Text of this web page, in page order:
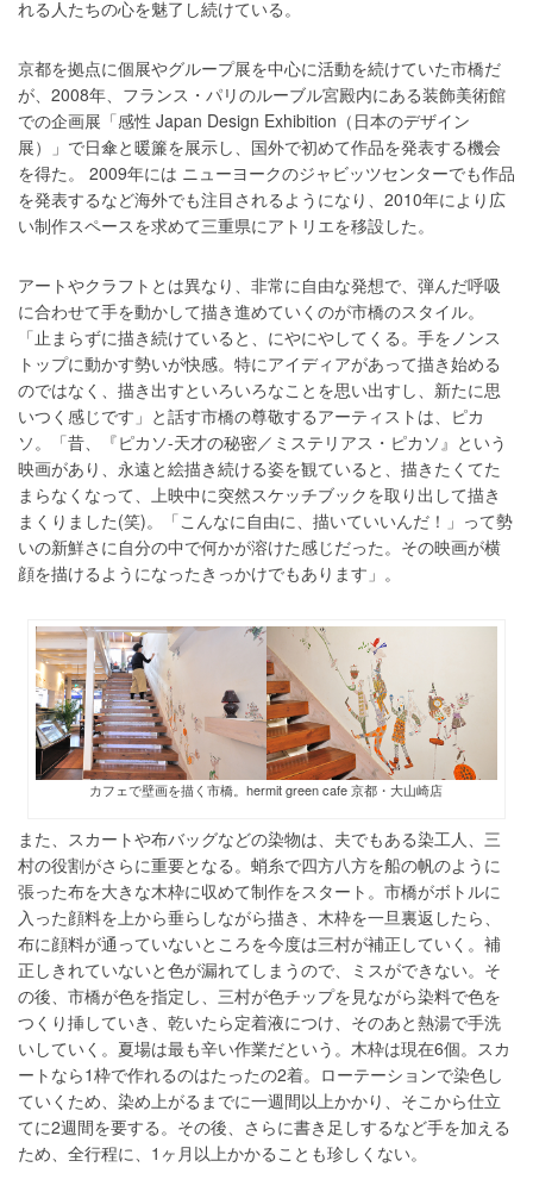
れる人たちの心を魅了し続けている。
京都を拠点に個展やグループ展を中心に活動を続けていた市橋だ
が、2008年、フランス・パリのルーブル宮殿内にある装飾美術館
での企画展「感性 Japan Design Exhibition（日本のデザイン
展）」で日傘と暖簾を展示し、国外で初めて作品を発表する機会
を得た。 2009年には ニューヨークのジャビッツセンターでも作品
を発表するなど海外でも注目されるようになり、2010年により広
い制作スペースを求めて三重県にアトリエを移設した。
アートやクラフトとは異なり、非常に自由な発想で、弾んだ呼吸
に合わせて手を動かして描き進めていくのが市橋のスタイル。
「止まらずに描き続けていると、にやにやしてくる。手をノンス
トップに動かす勢いが快感。特にアイディアがあって描き始める
のではなく、描き出すといろいろなことを思い出すし、新たに思
いつく感じです」と話す市橋の尊敬するアーティストは、ピカ
ソ。「昔、『ピカソ-天才の秘密／ミステリアス・ピカソ』という
映画があり、永遠と絵描き続ける姿を観ていると、描きたくてた
まらなくなって、上映中に突然スケッチブックを取り出して描き
まくりました(笑)。「こんなに自由に、描いていいんだ！」って勢
いの新鮮さに自分の中で何かが溶けた感じだった。その映画が横
顔を描けるようになったきっかけでもあります」。
カフェで壁画を描く市橋。hermit green cafe 京都・大山崎店
また、スカートや布バッグなどの染物は、夫でもある染工人、三
村の役割がさらに重要となる。蛸糸で四方八方を船の帆のように
張った布を大きな木枠に収めて制作をスタート。市橋がボトルに
入った顔料を上から垂らしながら描き、木枠を一旦裏返したら、
布に顔料が通っていないところを今度は三村が補正していく。補
正しきれていないと色が漏れてしまうので、ミスができない。そ
の後、市橋が色を指定し、三村が色チップを見ながら染料で色を
つくり挿していき、乾いたら定着液につけ、そのあと熱湯で手洗
いしていく。夏場は最も辛い作業だという。木枠は現在6個。スカ
ートなら1枠で作れるのはたったの2着。ローテーションで染色し
ていくため、染め上がるまでに一週間以上かかり、そこから仕立
てに2週間を要する。その後、さらに書き足しするなど手を加える
ため、全行程に、1ヶ月以上かかることも珍しくない。